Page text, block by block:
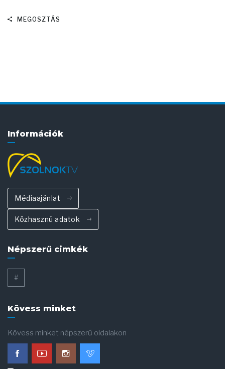
MEGOSZTÁS
Információk
Médiaajánlat
Közhasznú adatok
Népszerű cimkék
#
Kövess minket
Kövess minket népszerű oldalakon